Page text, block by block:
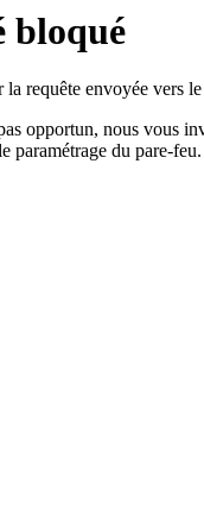
bloqué
requête envoyée vers
opportun, nous vous
paramétrage du pare-feu.